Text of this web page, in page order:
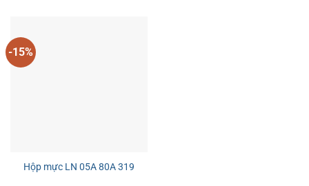
-15%
Hộp mực LN 05A 80A 319